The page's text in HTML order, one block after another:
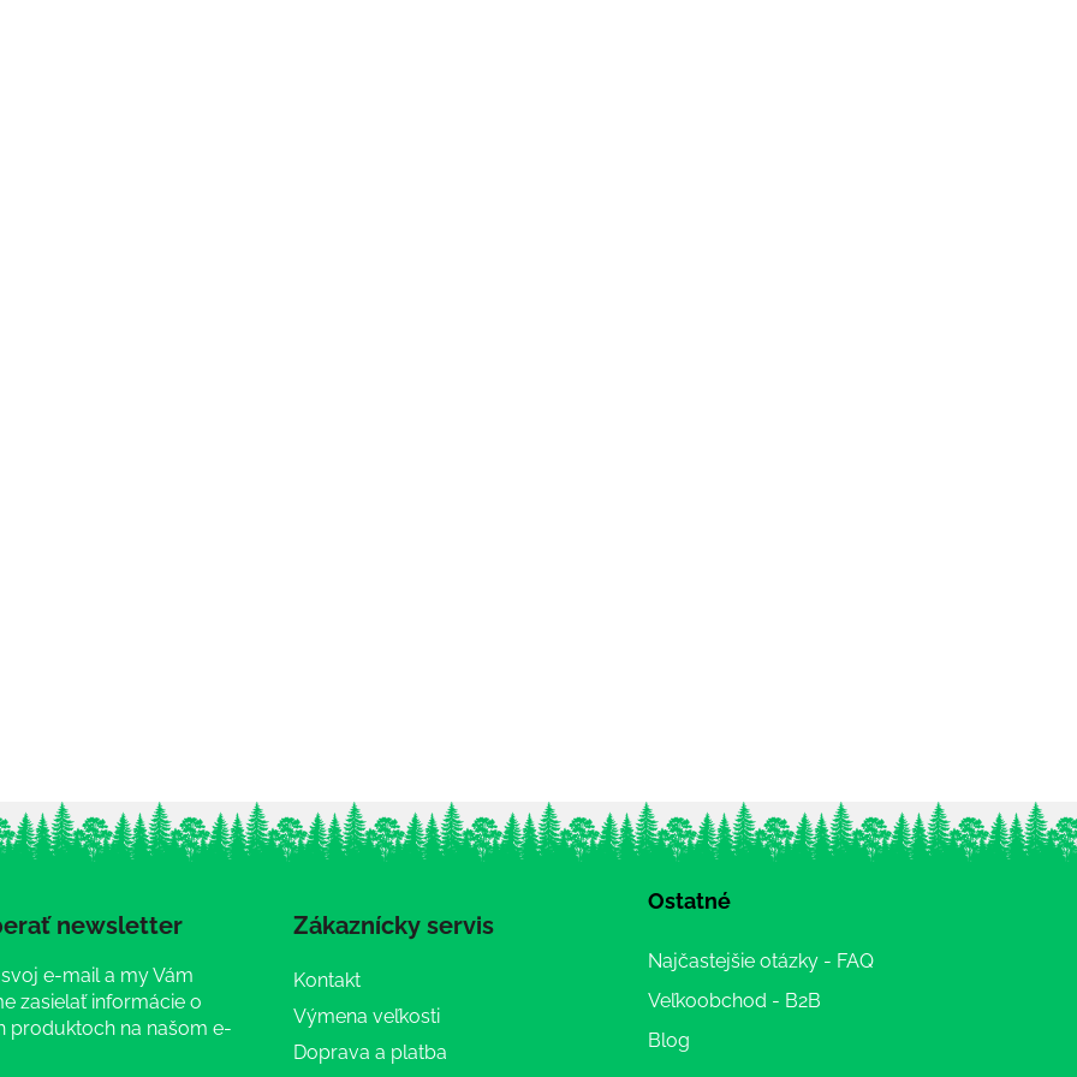
newsletter
e-mail a my Vám
zasielať informácie o
produktoch na našom e-
Zákaznícky servis
Kontakt
Výmena veľkosti
Doprava a platba
Ostatné
Najčastejšie otázky - FAQ
Veľkoobchod - B2B
Blog